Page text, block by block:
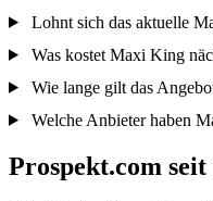
Lohnt sich das aktuelle
Was kostet Maxi King
Wie lange gilt das
Welche Anbieter haben
Prospekt.com seit